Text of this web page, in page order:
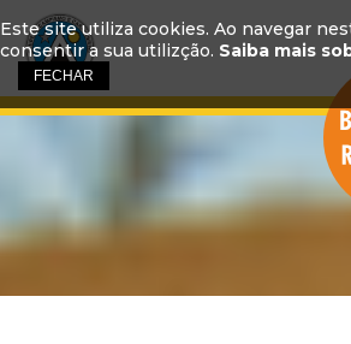
Este site utiliza cookies. Ao navegar
consentir a sua utilizção. Saiba mais